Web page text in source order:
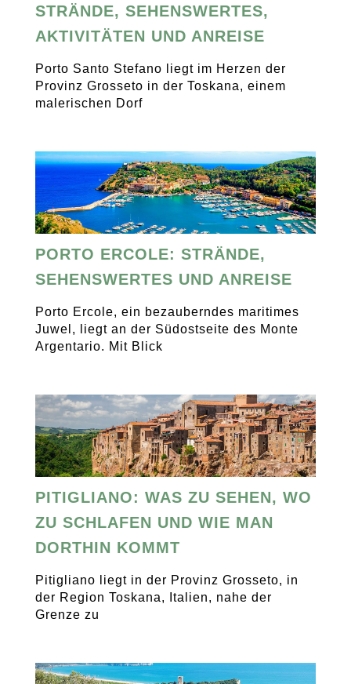
STRÄNDE, SEHENSWERTES,
AKTIVITÄTEN UND ANREISE
Porto Santo Stefano liegt im Herzen der
Provinz Grosseto in der Toskana, einem
malerischen Dorf
PORTO ERCOLE: STRÄNDE,
SEHENSWERTES UND ANREISE
Porto Ercole, ein bezauberndes maritimes
Juwel, liegt an der Südostseite des Monte
Argentario. Mit Blick
PITIGLIANO: WAS ZU SEHEN, WO
ZU SCHLAFEN UND WIE MAN
DORTHIN KOMMT
Pitigliano liegt in der Provinz Grosseto, in
der Region Toskana, Italien, nahe der
Grenze zu